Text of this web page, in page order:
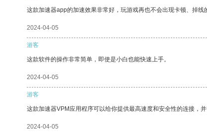
这款加速器app的加速效果非常好，玩游戏再也不会出现卡顿、掉
2024-04-05
游客
这款软件的操作非常简单，即使是小白也能快速上手。
2024-04-05
游客
这款加速器VPM应用程序可以给你提供最高速度和安全性的连接，并
2024-04-05